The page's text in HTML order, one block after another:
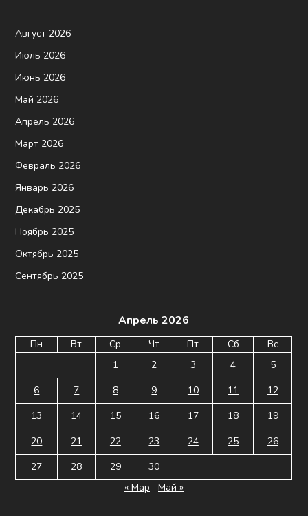
Август 2026
Июль 2026
Июнь 2026
Май 2026
Апрель 2026
Март 2026
Февраль 2026
Январь 2026
Декабрь 2025
Ноябрь 2025
Октябрь 2025
Сентябрь 2025
Апрель 2026
Пн Вт Ср Чт Пт Сб
Вс
1
2 3 4
5
6
7 8 9 10 11
12
13
14 15 16 17 18
19
20
21 22 23 24 25
26
27
28 29
30
« Мар
Май »